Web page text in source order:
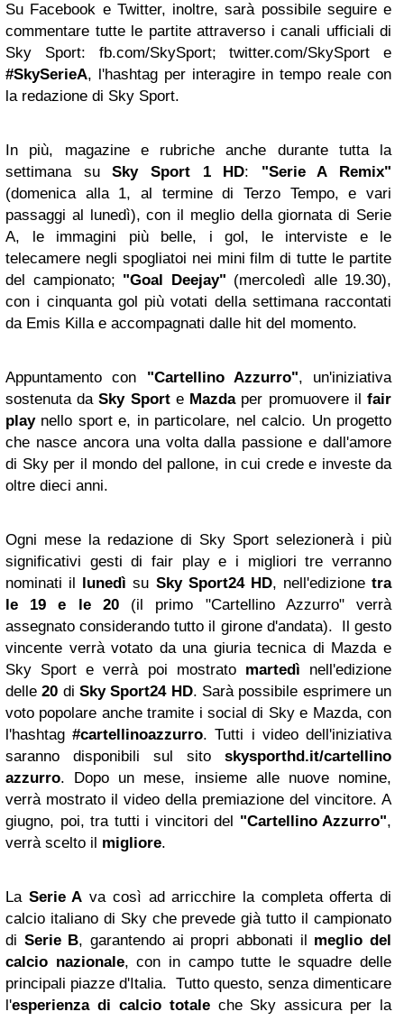
Su Facebook e Twitter, inoltre, sarà possibile seguire e
commentare tutte le partite attraverso i canali ufficiali di
Sky Sport: fb.com/SkySport; twitter.com/SkySport e
#SkySerieA, l'hashtag per interagire in tempo reale con
la redazione di Sky Sport.
In più, magazine e rubriche anche durante tutta la
settimana suSky Sport 1 HD: "Serie A Remix"
(domenica alla 1, al termine di Terzo Tempo, e vari
passaggi al lunedì), con il meglio della giornata di Serie
A, le immagini più belle, i gol, le interviste e le
telecamere negli spogliatoi nei mini film di tutte le partite
del campionato; "Goal Deejay" (mercoledì alle 19.30),
con i cinquanta gol più votati della settimana raccontati
da Emis Killa e accompagnati dalle hit del momento.
Appuntamento con "Cartellino Azzurro", un'iniziativa
sostenuta daSky Sporte Mazdaper promuovere ilfair
playnello sport e, in particolare, nel calcio. Un progetto
che nasce ancora una volta dalla passione e dall'amore
di Sky per il mondo del pallone, in cui crede e investe da
oltre dieci anni.
Ogni mese la redazione di Sky Sport selezionerà i più
significativi gesti di fair play e i migliori tre verranno
nominati il
lunedì su Sky Sport24 HD, nell'edizione tra
le 19 e le 20(il primo "Cartellino Azzurro" verrà
assegnato considerando tutto il girone d'andata). Il gesto
vincente verrà votato da una giuria tecnica di Mazda e
Sky Sport e verrà poi mostrato martedì nell'edizione
delle20 diSky Sport24 HD. Sarà possibile esprimere un
voto popolare anche tramite i social di Sky e Mazda, con
l'hashtag#cartellinoazzurro. Tutti i video dell'iniziativa
saranno disponibili sul sito skysporthd.it/cartellino
azzurro. Dopo un mese, insieme alle nuove nomine,
verrà mostrato il video della premiazione del vincitore. A
giugno, poi, tra tutti i vincitori del "Cartellino Azzurro",
verrà scelto il migliore.
La Serie A va così ad arricchire la completa offerta di
calcio italiano di Sky che prevede già tutto il campionato
di Serie B, garantendo ai propri abbonati il meglio del
calcio nazionale, con in campo tutte le squadre delle
principali piazze d'Italia. Tutto questo, senza dimenticare
l'esperienza di calcio totale che Sky assicura per la